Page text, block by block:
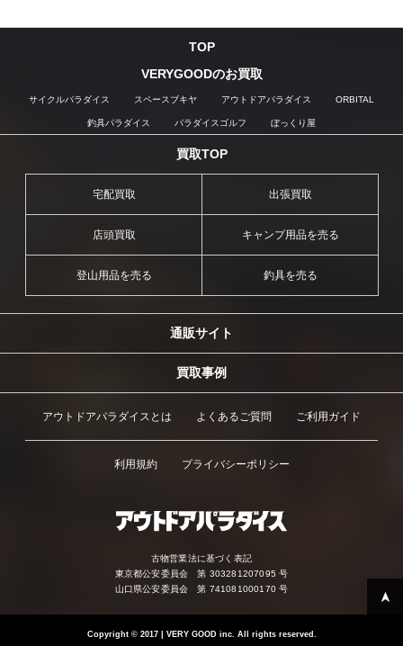
TOP
VERYGOODのお買取
サイクルパラダイス スペースブキヤ アウトドアパラダイス ORBITAL
釣具パラダイス パラダイスゴルフ ぼっくり屋
買取TOP
宅配買取 出張買取
店頭買取 キャンプ用品を売る
登山用品を売る 釣具を売る
通販サイト
買取事例
アウトドアパラダイスとは よくあるご質問 ご利用ガイド
利用規約 プライバシーポリシー
古物営業法に基づく表記
東京都公安委員会 第 303281207095 号
山口県公安委員会 第 741081000170 号
Copyright ©2017 | VERY GOOD inc. All rights reserved.